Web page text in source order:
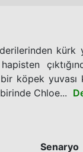
köpek yuvası
Chloe...
Senaryo